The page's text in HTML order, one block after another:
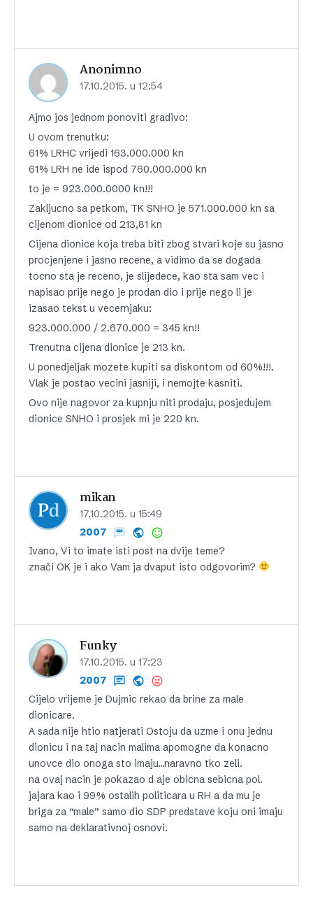
Anonimno
17.10.2015. u 12:54
Ajmo jos jednom ponoviti gradivo:
U ovom trenutku:
61% LRHC vrijedi 163.000.000 kn
61% LRH ne ide ispod 760.000.000 kn
to je = 923.000.0000 kn!!!
Zakljucno sa petkom, TK SNHO je 571.000.000 kn sa
cijenom dionice od 213,81 kn
Cijena dionice koja treba biti zbog stvari koje su jasno
procjenjene i jasno recene, a vidimo da se dogada
tocno sta je receno, je slijedece, kao sta sam vec i
napisao prije nego je prodan dio i prije nego li je
izasao tekst u vecernjaku:
923.000.000 / 2.670.000 = 345 kn!!
Trenutna cijena dionice je 213 kn.
U ponedjeljak mozete kupiti sa diskontom od 60%!!!.
Vlak je postao vecini jasniji, i nemojte kasniti.
Ovo nije nagovor za kupnju niti prodaju, posjedujem
dionice SNHO i prosjek mi je 220 kn.
mikan
17.10.2015. u 15:49
2007
Ivano, Vi to imate isti post na dvije teme?
znači OK je i ako Vam ja dvaput isto odgovorim?
Funky
17.10.2015. u 17:23
2007
Cijelo vrijeme je Dujmic rekao da brine za male
dionicare.
A sada nije htio natjerati Ostoju da uzme i onu jednu
dionicu i na taj nacin malima apomogne da konacno
unovce dio onoga sto imaju…naravno tko zeli.
na ovaj nacin je pokazao d aje obicna sebicna pol.
jajara kao i 99% ostalih politicara u RH a da mu je
briga za “male” samo dio SDP predstave koju oni imaju
samo na deklarativnoj osnovi.